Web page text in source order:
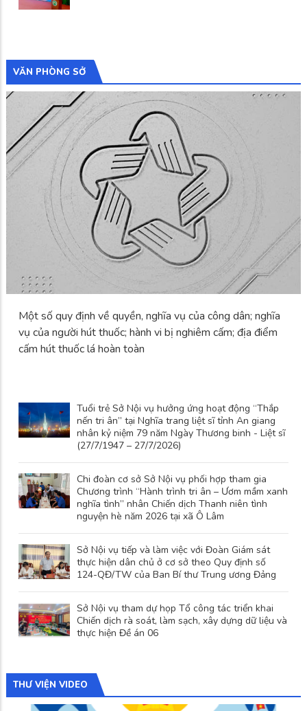
VĂN PHÒNG SỞ
Một số quy định về quyền, nghĩa vụ của công dân; nghĩa
vụ của người hút thuốc; hành vi bị nghiêm cấm; địa điểm
cấm hút thuốc lá hoàn toàn
Tuổi trẻ Sở Nội vụ hưởng ứng hoạt động “Thắp
nến tri ân” tại Nghĩa trang liệt sĩ tỉnh An giang
nhân kỷ niệm 79 năm Ngày Thương binh - Liệt sĩ
(27/7/1947 – 27/7/2026)
Chi đoàn cơ sở Sở Nội vụ phối hợp tham gia
Chương trình “Hành trình tri ân – Ươm mầm xanh
nghĩa tình” nhân Chiến dịch Thanh niên tình
nguyện hè năm 2026 tại xã Ô Lâm
Sở Nội vụ tiếp và làm việc với Đoàn Giám sát
thực hiện dân chủ ở cơ sở theo Quy định số
124-QĐ/TW của Ban Bí thư Trung ương Đảng
Sở Nội vụ tham dự họp Tổ công tác triển khai
Chiến dịch rà soát, làm sạch, xây dựng dữ liệu và
thực hiện Đề án 06
THƯ VIỆN VIDEO